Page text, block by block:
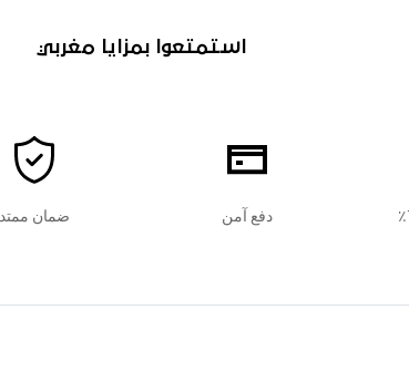
استمتعوا بمزايا مغربي
دفع آمن ضمان ممتد